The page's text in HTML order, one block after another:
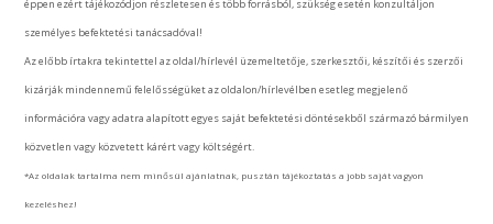
éppen ezért tájékozódjon részletesen és több forrásból, szükség esetén konzultáljon
személyes befektetési tanácsadóval!
Az előbb írtakra tekintettel az oldal/hírlevél üzemeltetője, szerkesztői, készítői és szerzői
kizárják mindennemű felelősségüket az oldalon/hírlevélben esetleg megjelenő
információra vagy adatra alapított egyes saját befektetési döntésekből származó bármilyen
közvetlen vagy közvetett kárért vagy költségért.
*Az oldalak tartalma nem minősül ajánlatnak, pusztán tájékoztatás a jobb saját vagyon
kezeléshez!